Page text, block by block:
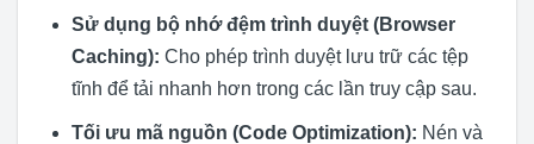
Sử dụng bộ nhớ đệm trình duyệt (Browser
Caching): Cho phép trình duyệt lưu trữ các tệp
tĩnh để tải nhanh hơn trong các lần truy cập sau.
Tối ưu mã nguồn (Code Optimization): Nén và